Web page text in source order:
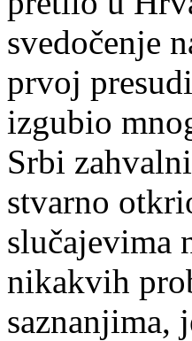
svedočenje
prvoj
izgubio
Srbi
stvarno
slučajevima
nikakvih
saznanjima,